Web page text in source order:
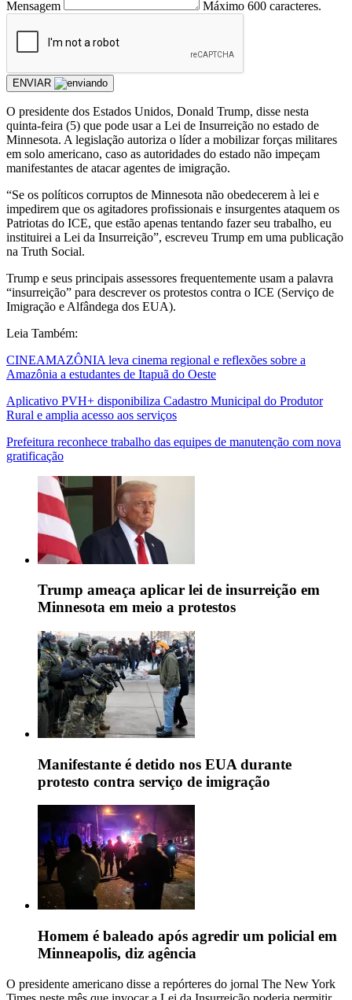
Mensagem Máximo 600 caracteres.
ENVIAR
O presidente dos Estados Unidos, Donald Trump, disse nesta
quinta-feira (5) que pode usar a Lei de Insurreição no estado de
Minnesota. A legislação autoriza o líder a mobilizar forças militares
em solo americano, caso as autoridades do estado não impeçam
manifestantes de atacar agentes de imigração.
“Se os políticos corruptos de Minnesota não obedecerem à lei e
impedirem que os agitadores profissionais e insurgentes ataquem os
Patriotas do ICE, que estão apenas tentando fazer seu trabalho, eu
instituirei a Lei da Insurreição”, escreveu Trump em uma publicação
na Truth Social.
Trump e seus principais assessores frequentemente usam a palavra
“insurreição” para descrever os protestos contra o ICE (Serviço de
Imigração e Alfândega dos EUA).
Leia Também:
CINEAMAZÔNIA leva cinema regional e reflexões sobre a
Amazônia a estudantes de Itapuã do Oeste
Aplicativo PVH+ disponibiliza Cadastro Municipal do Produtor
Rural e amplia acesso aos serviços
Prefeitura reconhece trabalho das equipes de manutenção com nova
gratificação
Trump ameaça aplicar lei de insurreição em
Minnesota em meio a protestos
Manifestante é detido nos EUA durante
protesto contra serviço de imigração
Homem é baleado após agredir um policial em
Minneapolis, diz agência
O presidente americano disse a repórteres do jornal The New York